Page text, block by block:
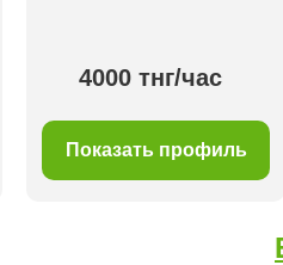
4000 тнг/час
Показать профиль